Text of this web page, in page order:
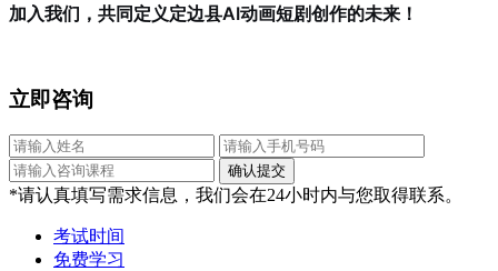
加入我们，共同定义定边县AI动画短剧创作的未来！
立即咨询
*请认真填写需求信息，我们会在24小时内与您取得联系。
考试时间
免费学习